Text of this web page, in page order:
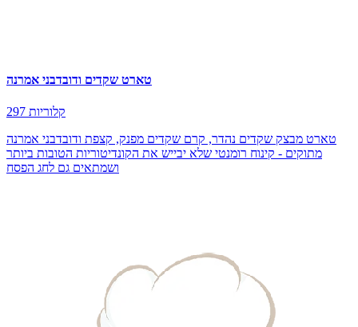
טארט שקדים ודובדבני אמרנה
297 קלוריות
טארט מבצק שקדים נהדר, קרם שקדים מפנק, קצפת ודובדבני אמרנה
מתוקים - קינוח רומנטי שלא יבייש את הקונדיטוריות הטובות ביותר
ושמתאים גם לחג הפסח